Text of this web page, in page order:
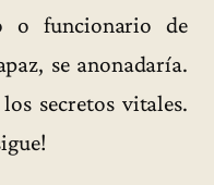
o funcionario de
se anonadaría.
secretos vitales.